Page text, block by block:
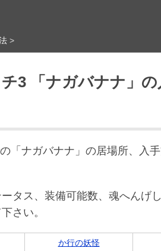
>
3 「ナガバナナ」
「ナガバナナ」の居場所、入
タス、装備可能数、魂へんげ
さい。
か行の妖怪